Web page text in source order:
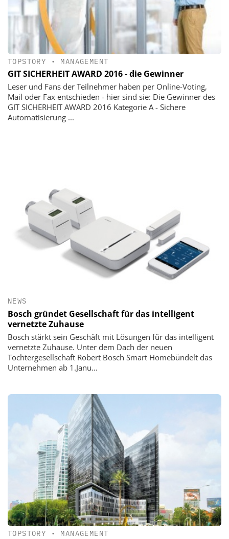
TOPSTORY • MANAGEMENT
GIT SICHERHEIT AWARD 2016 - die Gewinner
Leser und Fans der Teilnehmer haben per Online-Voting,
Mail oder Fax entschieden - hier sind sie: Die Gewinner des
GIT SICHERHEIT AWARD 2016 Kategorie A - Sichere
Automatisierung ...
NEWS
Bosch gründet Gesellschaft für das intelligent
vernetzte Zuhause
Bosch stärkt sein Geschäft mit Lösungen für das intelligent
vernetzte Zuhause. Unter dem Dach der neuen
Tochtergesellschaft Robert Bosch Smart Homebündelt das
Unternehmen ab 1.Janu...
TOPSTORY • MANAGEMENT